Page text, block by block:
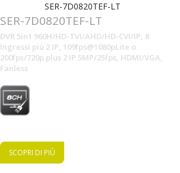
SER-7D0820TEF-LT
SER-7D0820TEF-LT
DVR 5in1 960H/HD-TVI/AHD/HD-CVI/IP, 8
Ingressi più 2 IP, 109fps@1080pLite o
200fps/720p plus 2 IP 5MP/25fps, HDMI/VGA,
Fanless
SCOPRI DI PIÙ